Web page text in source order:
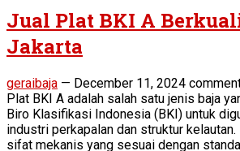
Jual Plat BKI A
Jakarta
geraibaja — December 11, 2024
Plat BKI A adalah salah satu jenis baja
Biro Klasifikasi Indonesia (BKI) untuk
industri perkapalan dan struktur
sifat mekanis yang sesuai dengan